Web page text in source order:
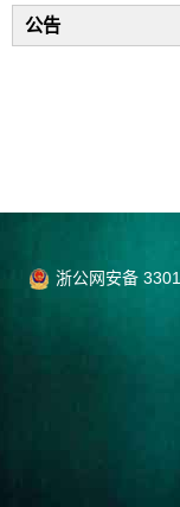
公告
浙公网安备